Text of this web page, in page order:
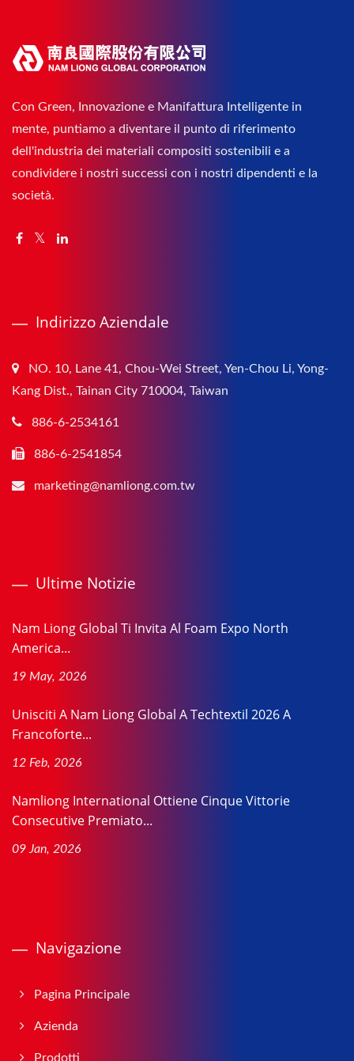
Con Green, Innovazione e Manifattura Intelligente in
mente, puntiamo a diventare il punto di riferimento
dell'industria dei materiali compositi sostenibili e a
condividere i nostri successi con i nostri dipendenti e la
società.
Indirizzo Aziendale
NO. 10, Lane 41, Chou-Wei Street, Yen-Chou Li, Yong-
Kang Dist., Tainan City 710004, Taiwan
886-6-2534161
886-6-2541854
marketing@namliong.com.tw
Ultime Notizie
Nam Liong Global Ti Invita Al Foam Expo North
America...
19 May, 2026
Unisciti A Nam Liong Global A Techtextil 2026 A
Francoforte...
12 Feb, 2026
Namliong International Ottiene Cinque Vittorie
Consecutive Premiato...
09 Jan, 2026
Navigazione
Pagina Principale
Azienda
Prodotti